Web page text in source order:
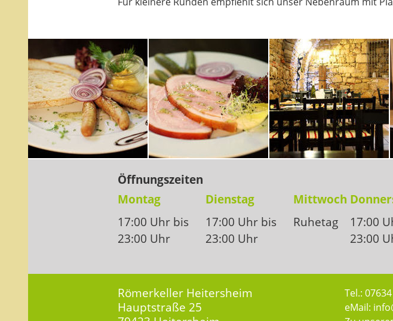
Öffnungszeiten
Montag
Dienstag Mittwoch
17:00 Uhr bis
23:00 Uhr
17:00 Uhr bis
23:00 Uhr
Ruhetag
17:00
23:00
Römerkeller Heitersheim
Hauptstraße 25
Tel.:
eMail: